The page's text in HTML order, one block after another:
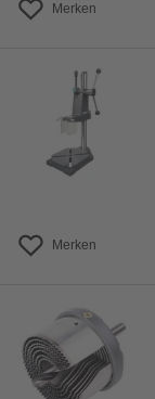
Merken
Merken